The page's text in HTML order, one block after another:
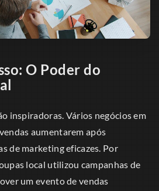
O Poder do
inspiradoras. Vários negócios em
aumentarem após
de marketing eficazes. Por
local utilizou campanhas de
um evento de vendas